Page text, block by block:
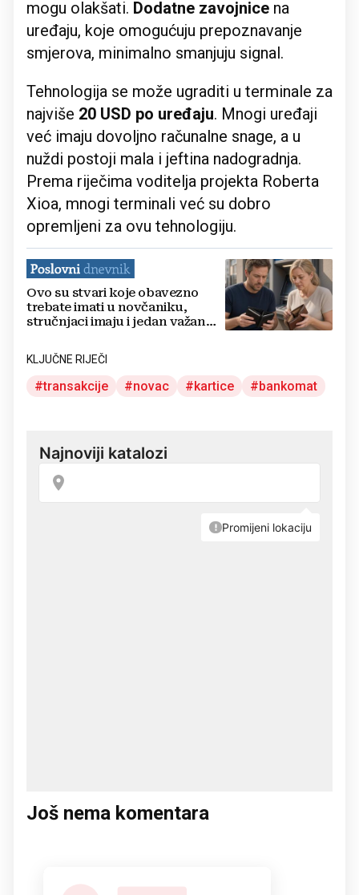
mogu olakšati. Dodatne zavojnice na
uređaju, koje omogućuju prepoznavanje
smjerova, minimalno smanjuju signal.
Tehnologija se može ugraditi u terminale za
najviše 20 USD po uređaju. Mnogi uređaji
već imaju dovoljno računalne snage, a u
nuždi postoji mala i jeftina nadogradnja.
Prema riječima voditelja projekta Roberta
Xioa, mnogi terminali već su dobro
opremljeni za ovu tehnologiju.
Ovo su stvari koje obavezno
trebate imati u novčaniku,
stručnjaci imaju i jedan važan
KLJUČNE RIJEČI
transakcije novac kartice bankomat
Još nema komentara